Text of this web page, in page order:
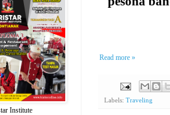
Read more »
Labels: Traveling
Institute